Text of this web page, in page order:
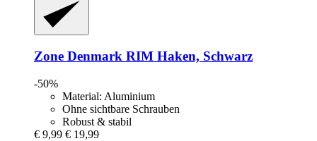
Zone Denmark RIM Haken, Schwarz
-50%
Material: Aluminium
Ohne sichtbare Schrauben
Robust & stabil
€ 9,99 € 19,99